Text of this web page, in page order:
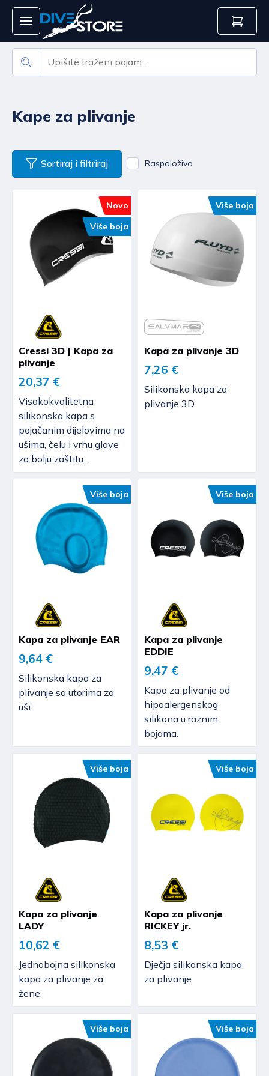
Kape za plivanje
Sortiraj i filtriraj Raspoloživo
Novo
Više boja
Cressi 3D | Kapa za
plivanje
20,37 €
Visokokvalitetna
silikonska kapa s
pojačanim dijelovima na
ušima, čelu i vrhu glave
za bolju zaštitu...
Više boja
Kapa za plivanje 3D
7,26 €
Silikonska kapa za
plivanje 3D
Više boja
Kapa za plivanje EAR
9,64 €
Silikonska kapa za
plivanje sa utorima za
uši.
Više boja
Kapa za plivanje
EDDIE
9,47 €
Kapa za plivanje od
hipoalergenskog
silikona u raznim
bojama.
Više boja
Kapa za plivanje
LADY
10,62 €
Jednobojna silikonska
kapa za plivanje za
žene.
Više boja
Kapa za plivanje
RICKEY jr.
8,53 €
Dječja silikonska kapa
za plivanje
Više boja Više boja